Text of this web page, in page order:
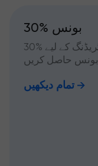
30% بونس
اپنا اکاؤنٹ ٹاپ اپ کریں اور ٹریڈنگ کے لیے %30
بونس حاصل کریں
تمام دیکھیں